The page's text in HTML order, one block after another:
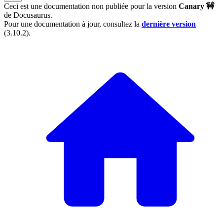
Ceci est une documentation non publiée pour la version Canary 🚧
de Docusaurus.
Pour une documentation à jour, consultez la dernière version
(3.10.2).